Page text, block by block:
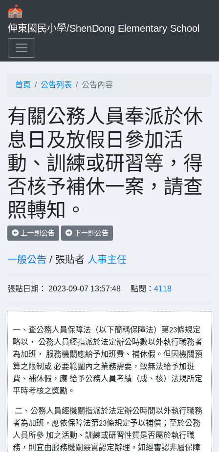
伸東國民小學/ShenDong Elementary School
首頁 公告列表 公告內容
有關公務人員奉派於休
息日及放假日參加活
動、訓練或研習等，得
否核予補休一案，請查
照轉知。
上一則公告 下一則公告
一般公告 / 張貼者 人事主任
張貼日期： 2023-09-07 13:57:48 點閱： 4118
一、查公務人員保障法（以下簡稱保障法）第23條規定
略以， 公務人員經指派於法定辦公時數以外執行職務者
為加班，
服務機關應給予加班費、補休假。但因機關預
算之限制或 必要範圍內之業務需要，致無法給予加班
費、補休假，應 給予公務人員考績（成、核）法規所定
平時考核之獎勵。
二、公務人員經機關指派於法定辦公時間以外執行職務
者為加班，應依保障法第23條規定予以補償；至於公務
人員所參 加之活動、訓練或研習性質是否屬於執行職
務，則宜由服務機關覈實認定辦理。如經審認非屬保障